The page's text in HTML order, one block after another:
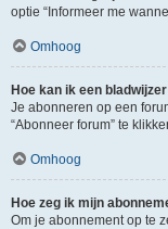
optie “Informeer me
Omhoog
Hoe kan ik een
Je abonneren op een
“Abonneer forum” te
Omhoog
Hoe zeg ik mijn
Om je abonnement op te